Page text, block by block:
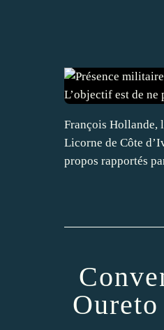
François Hollande,
Licorne de Côte
propos rapportés